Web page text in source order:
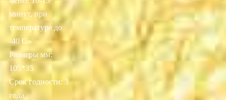
минут, при
температуре до
-40 С
Размеры мм:
105*35
Срок годности: 3
года.